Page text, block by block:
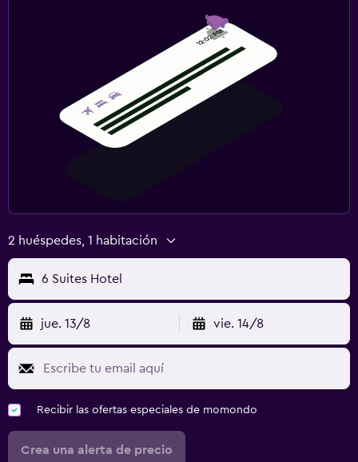
2 huéspedes, 1 habitación
6 Suites Hotel
jue. 13/8 vie. 14/8
Recibir las ofertas especiales de momondo
Crea una alerta de precio